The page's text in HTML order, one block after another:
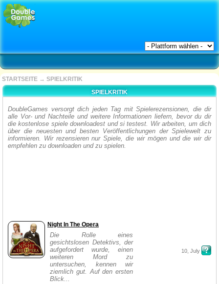
STARTSEITE → SPIELKRITIK
SPIELKRITIK
DoubleGames versorgt dich jeden Tag mit Spielerezensionen, die dir
alle Vor- und Nachteile und weitere Informationen liefern, bevor du dir
die kostenlose spiele downloadest und si testest. Wir arbeiten, um dich
über die neuesten und besten Veröffentlichungen der Spielewelt zu
informieren. Wir rezensieren nur Spiele, die wir mögen und die wir dir
empfehlen zu downloaden und zu spielen.
Night In The Opera
Die Rolle eines
gesichtslosen Detektivs, der
aufgefordert wurde, einen
weiteren Mord zu
untersuchen, kennen wir
ziemlich gut. Auf den ersten
Blick...
10, July